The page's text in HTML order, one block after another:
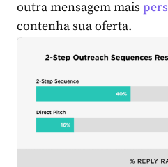
outra mensagem mais
contenha sua oferta.